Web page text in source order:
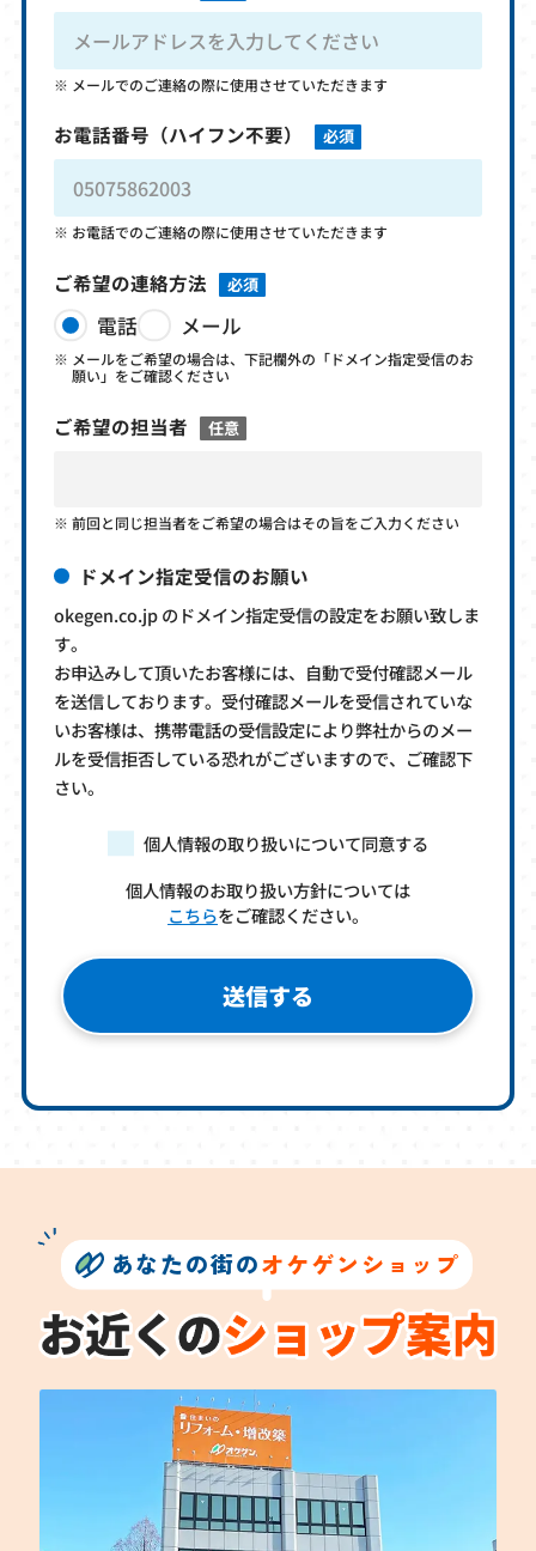
メールでのご連絡の際に使用させていただきます
お電話番号 （ハイフン不要） 必須
お電話でのご連絡の際に使用させていただきます
ご希望の連絡方法 必須
電話 メール
メールをご希望の場合は、下記欄外の「ドメイン指定受信のお
願い」をご確認ください
ご希望の担当者 任意
前回と同じ担当者をご希望の場合はその旨をご入力ください
ドメイン指定受信のお願い
okegen.co.jp のドメイン指定受信の設定をお願い致しま
す。
お申込みして頂いたお客様には、自動で受付確認メール
を送信しております。受付確認メールを受信されていな
いお客様は、携帯電話の受信設定により弊社からのメー
ルを受信拒否している恐れがございますので、ご確認下
さい。
個人情報の取り扱いについて同意する
個人情報のお取り扱い方針については
こちらをご確認ください。
あなたの街のオケゲンショップ